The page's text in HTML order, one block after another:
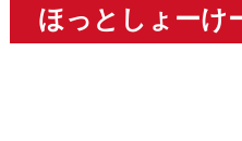
ほっとしょーけ